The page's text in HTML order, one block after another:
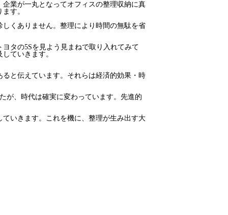
業が一丸となってオフィスの整理収納に真
す。
くありません。整理により時間の無駄を省
タの5Sを見よう見まねで取り入れてみて
ていきます。
と伝えています。それらは経済的効果・時
が、時代は確実に変わっています。先進的
いきます。これを機に、整理が生み出す大